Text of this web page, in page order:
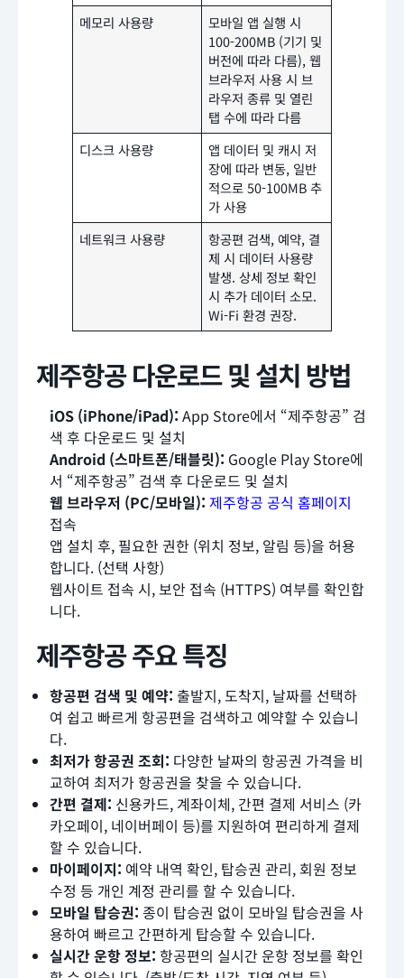
메모리 사용량
모바일 앱 실행 시
100-200MB (기기 및
버전에 따라 다름), 웹
브라우저 사용 시 브
라우저 종류 및 열린
탭 수에 따라 다름
디스크 사용량
앱 데이터 및 캐시 저
장에 따라 변동, 일반
적으로 50-100MB 추
가 사용
네트워크 사용량
항공편 검색, 예약, 결
제 시 데이터 사용량
발생. 상세 정보 확인
시 추가 데이터 소모.
Wi-Fi 환경 권장.
제주항공 다운로드 및 설치 방법
iOS (iPhone/iPad): App Store에서 “제주항공” 검
색 후 다운로드 및 설치
Android (스마트폰/태블릿): Google Play Store에
서 “제주항공” 검색 후 다운로드 및 설치
웹 브라우저 (PC/모바일): 제주항공 공식 홈페이지
접속
앱 설치 후, 필요한 권한 (위치 정보, 알림 등)을 허용
합니다. (선택 사항)
웹사이트 접속 시, 보안 접속 (HTTPS) 여부를 확인합
니다.
제주항공 주요 특징
항공편 검색 및 예약: 출발지, 도착지, 날짜를 선택하
여 쉽고 빠르게 항공편을 검색하고 예약할 수 있습니
다.
최저가 항공권 조회: 다양한 날짜의 항공권 가격을 비
교하여 최저가 항공권을 찾을 수 있습니다.
간편 결제: 신용카드, 계좌이체, 간편 결제 서비스 (카
카오페이, 네이버페이 등)를 지원하여 편리하게 결제
할 수 있습니다.
마이페이지: 예약 내역 확인, 탑승권 관리, 회원 정보
수정 등 개인 계정 관리를 할 수 있습니다.
모바일 탑승권: 종이 탑승권 없이 모바일 탑승권을 사
용하여 빠르고 간편하게 탑승할 수 있습니다.
실시간 운항 정보: 항공편의 실시간 운항 정보를 확인